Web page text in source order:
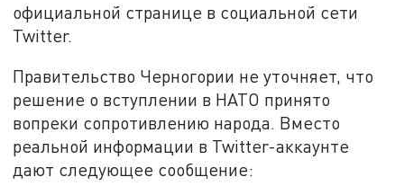
официальной странице в социальной сети
Twitter.
Правительство Черногории не уточняет, что
решение о вступлении в НАТО принято
вопреки сопротивлению народа. Вместо
реальной информации в Twitter-аккаунте
дают следующее сообщение: